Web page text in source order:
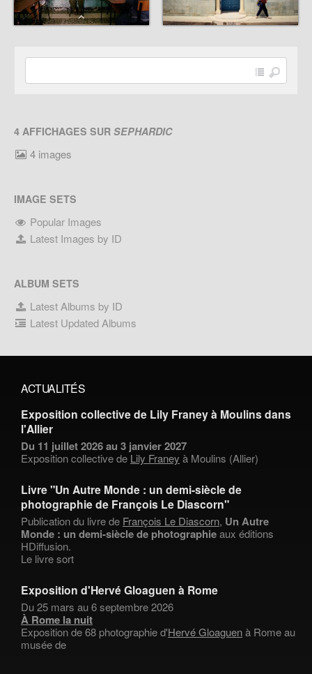
4 AFFICHAGES SUR SEPHARDIC
4 images
IMAGE SETS
Popular Images
Latest Images by ID
ALBUM SETS
Latest Albums by ID
Latest Updated Albums
ACTUALITÉS
Exposition collective de Lily Franey à Moulins dans
l'Allier
Du 11 juillet 2026 au 3 janvier 2027
Exposition collective de Lily Franey à Moulins (Allier)
Livre "Un Autre Monde : un demi-siècle de
photographie de François Le Diascorn"
Publication du livre de François Le Diascorn, Un Autre
Monde : un demi-siècle de photographieaux éditions
HDiffusion.
Le livre sort
Exposition d'Hervé Gloaguen à Rome
Du 25 mars au 6 septembre 2026
À Rome la nuit
Exposition de 68 photographie d'Hervé Gloaguenà Rome au
musée de